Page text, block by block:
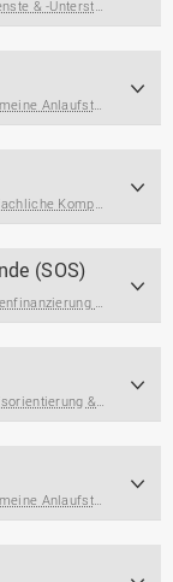
IT-Dienste & -Unterstützung
,Studierende
Allgemeine Anlaufstellen
Überfachliche Kompetenzen
(SOS)
Studienfinanzierung & Wohnen
Berufsorientierung & Profilbildung
,Studierende
Allgemeine Anlaufstellen